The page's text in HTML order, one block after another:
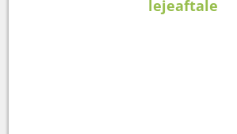
lejeaftale